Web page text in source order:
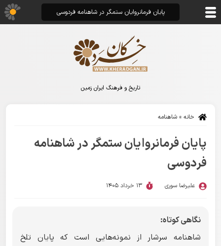
تاریخ و فرهنگ ایران زمین
خانه » شاهنامه
پایان فرمانروایان ستمگر در شاهنامه
فردوسی
علیرضا سوری 13 خرداد 1405
نگاهی کوتاه:
شاهنامه سرشار از نمونه‌هایی است که پایان تلخ
پایان فرمانروایان ستمگر در شاهنامه فردوسی